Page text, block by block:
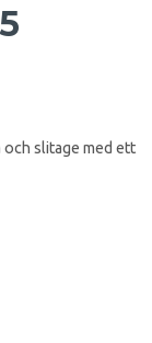
slitage med ett